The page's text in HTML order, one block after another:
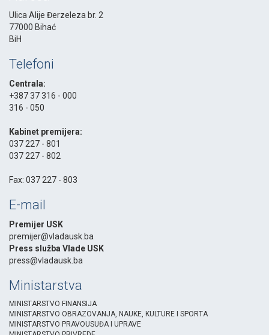
Ulica Alije Đerzeleza br. 2
77000 Bihać
BiH
Telefoni
Centrala:
+387 37 316 - 000
316 - 050
Kabinet premijera:
037 227 - 801
037 227 - 802
Fax: 037 227 - 803
E-mail
Premijer USK
premijer@vladausk.ba
Press služba Vlade USK
press@vladausk.ba
Ministarstva
MINISTARSTVO FINANSIJA
MINISTARSTVO OBRAZOVANJA, NAUKE, KULTURE I SPORTA
MINISTARSTVO PRAVOUSUĐA I UPRAVE